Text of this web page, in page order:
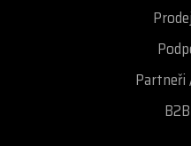
Partneři